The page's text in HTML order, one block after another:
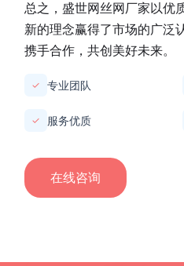
总之， 盛世网丝网厂家以优
新的理念赢得了市场的广泛
携手合作，共创美好未来。
✓ 专业团队
✓ 服务优质
在线咨询